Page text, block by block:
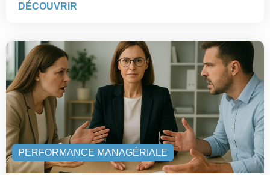
DÉCOUVRIR
PERFORMANCE MANAGÉRIALE